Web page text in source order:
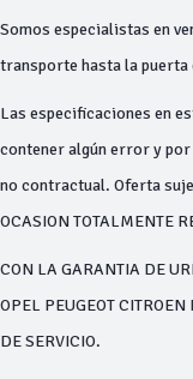
Somos especialistas en
transporte hasta la puerta
Las especificaciones en
contener algún error y
no contractual. Oferta
OCASION TOTALMENTE
CON LA GARANTIA DE
OPEL PEUGEOT
DE SERVICIO.